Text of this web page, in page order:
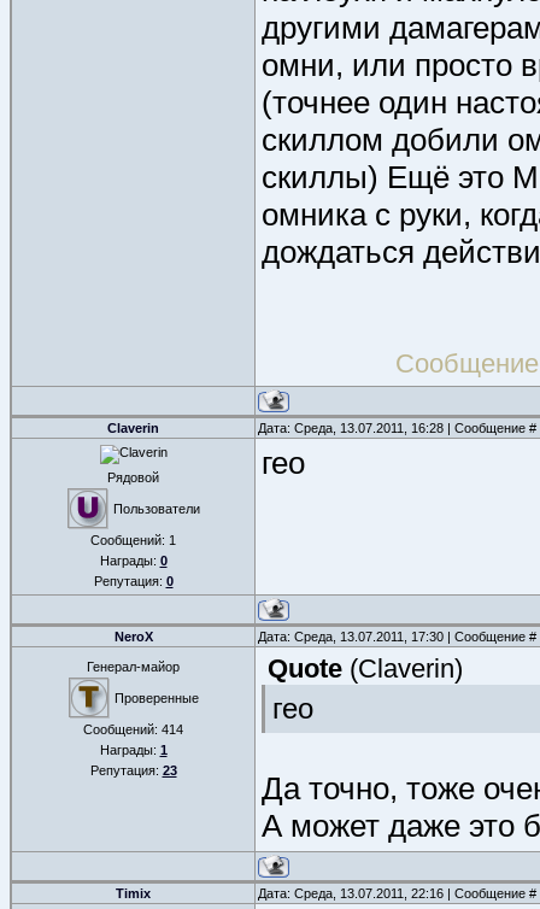
другими
омни, или просто
(точнее один
скиллом добили
скиллы) Ещё это
омника с руки,
дождаться
Claverin Дата: Среда, 13.07.2011, 16:28 | Сообщение #
Рядовой
Пользователи
Сообщений: 1
Награды: 0
Репутация: 0
гео
NeroX Дата: Среда, 13.07.2011, 17:30 | Сообщение #
Генерал-майор
Проверенные
Сообщений: 414
Награды: 1
Репутация: 23
Quote (Claverin)
гео
Да точно, тоже
А может даже это
Timix Дата: Среда, 13.07.2011, 22:16 | Сообщение #